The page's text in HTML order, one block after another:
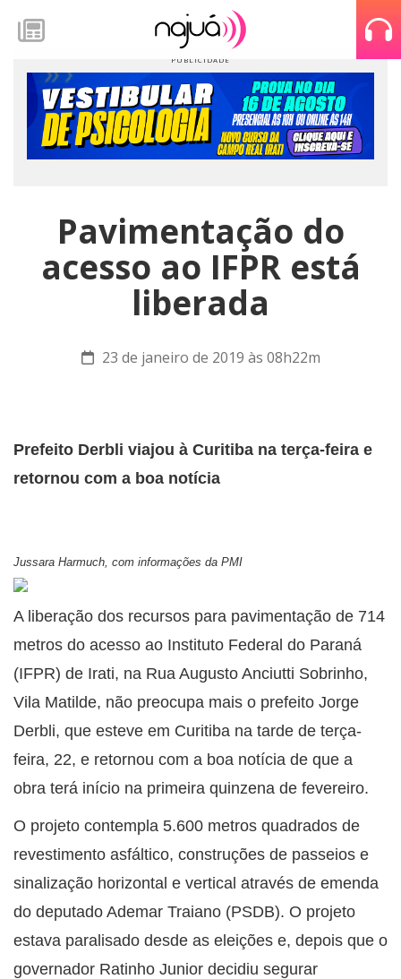
Pavimentação do
acesso ao IFPR está
liberada
23 de janeiro de 2019 às 08h22m
Prefeito Derbli viajou à Curitiba na terça-feira e
retornou com a boa notícia
Jussara Harmuch, com informações da PMI
A liberação dos recursos para pavimentação de 714
metros do acesso ao Instituto Federal do Paraná
(IFPR) de Irati, na Rua Augusto Anciutti Sobrinho,
Vila Matilde, não preocupa mais o prefeito Jorge
Derbli, que esteve em Curitiba na tarde de terça-
feira, 22, e retornou com a boa notícia de que a
obra terá início na primeira quinzena de fevereiro.
O projeto contempla 5.600 metros quadrados de
revestimento asfáltico, construções de passeios e
sinalização horizontal e vertical através de emenda
do deputado Ademar Traiano (PSDB). O projeto
estava paralisado desde as eleições e, depois que o
governador Ratinho Junior decidiu segurar